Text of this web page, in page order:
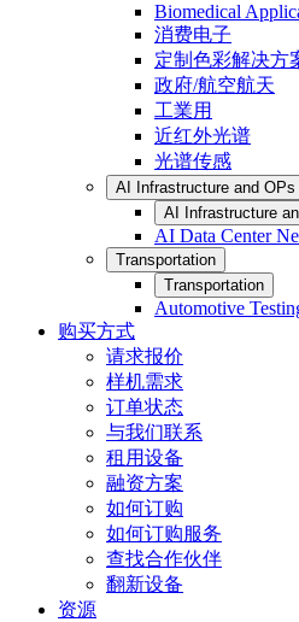
Biomedical
消费电子
定制色彩解决方
政府/航空航天
工業用
近红外光谱
光谱传感
AI Infrastructure and OPs
AI Infrastructure
AI Data Center
Transportation
Transportation
Automotive
购买方式
请求报价
样机需求
订单状态
与我们联系
租用设备
融资方案
如何订购
如何订购服务
查找合作伙伴
翻新设备
资源